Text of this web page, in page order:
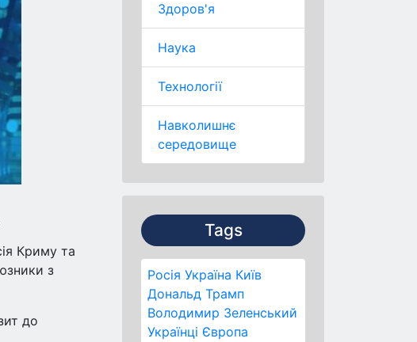
Здоров'я
Наука
Технології
Навколишнє
середовище
Tags
Росія Україна Київ
Дональд Трамп
Володимир Зеленський
Українці Європа
Криму та
з
до